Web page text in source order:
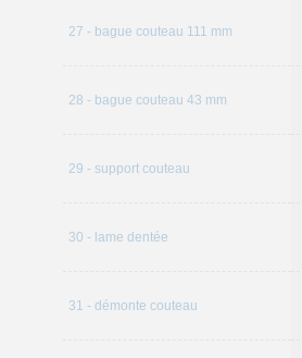
27 - bague couteau 111 mm
28 - bague couteau 43 mm
29 - support couteau
30 - lame dentée
31 - démonte couteau